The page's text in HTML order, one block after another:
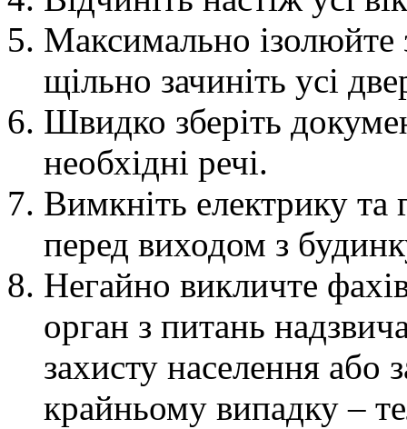
Максимально
щільно зачиніть усі
Швидко зберіть
необхідні речі.
Вимкніть електрику та
перед виходом з
Негайно викличте
орган з питань
захисту населення
крайньому випадку –